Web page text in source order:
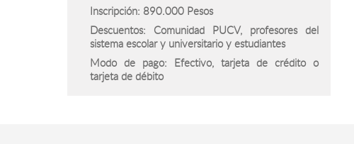
Inscripción: 890.000 Pesos
Descuentos: Comunidad PUCV, profesores del
sistema escolar y universitario y estudiantes
Modo de pago: Efectivo, tarjeta de crédito o
tarjeta de débito